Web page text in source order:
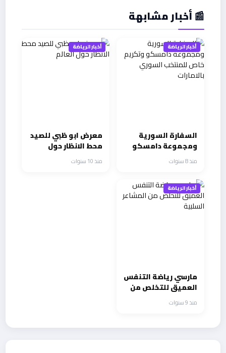
📰 أخبار مشابهة
أخبار الرياضة
السفارة السورية
ومجموعة دامسكو
وتكريم خاص
للمنتخب السوري
بالامارات
منذ 8 سنوات
أخبار الرياضة
معرض ابو ظبي للصيد
محط الانظار حول
العالممنذ 10 سنوات
أخبار الرياضة
مارسي رياضة التنفس
العميق للتخلص من
المشاعر السلبيةمنذ 9 سنوات